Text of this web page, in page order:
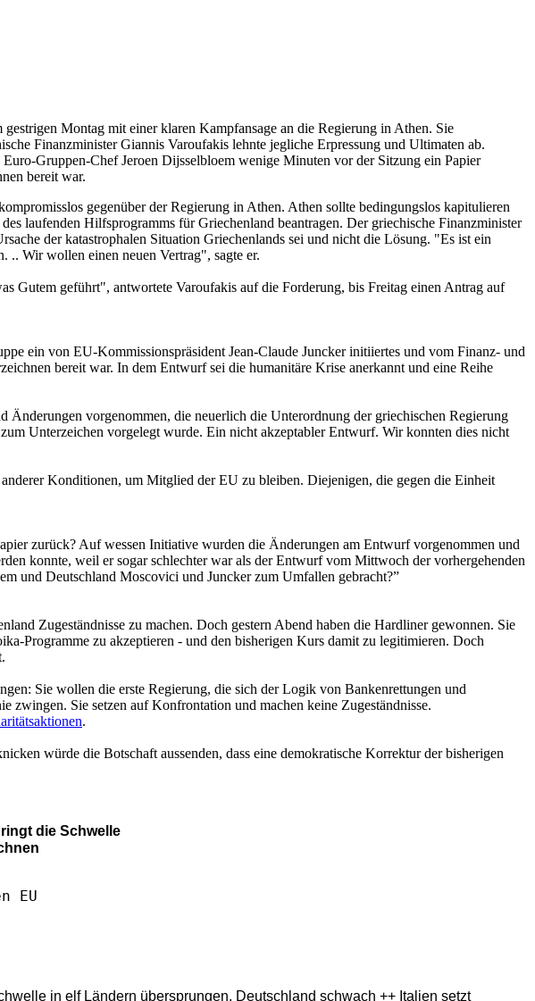
Montag mit einer klaren Kampfansage an die Regierung in Athen. Sie
Finanzminister Giannis Varoufakis lehnte jegliche Erpressung und Ultimaten ab.
Gruppen-Chef Jeroen Dijsselbloem wenige Minuten vor der Sitzung ein Papier
bereit war.
gegenüber der Regierung in Athen. Athen sollte bedingungslos kapitulieren
laufenden Hilfsprogramms für Griechenland beantragen. Der griechische Finanzminister
der katastrophalen Situation Griechenlands sei und nicht die Lösung. "Es ist ein
.. Wir wollen einen neuen Vertrag", sagte er.
Gutem geführt", antwortete Varoufakis auf die Forderung, bis Freitag einen Antrag auf
ein von EU-Kommissionspräsident Jean-Claude Juncker initiiertes und vom Finanz- und
bereit war. In dem Entwurf sei die humanitäre Krise anerkannt und eine Reihe
vorgenommen, die neuerlich die Unterordnung der griechischen Regierung
Unterzeichen vorgelegt wurde. Ein nicht akzeptabler Entwurf. Wir konnten dies nicht
Konditionen, um Mitglied der EU zu bleiben. Diejenigen, die gegen die Einheit
zurück? Auf wessen Initiative wurden die Änderungen am Entwurf vorgenommen und
konnte, weil er sogar schlechter war als der Entwurf vom Mittwoch der vorhergehenden
und Deutschland Moscovici und Juncker zum Umfallen gebracht?”
Zugeständnisse zu machen. Doch gestern Abend haben die Hardliner gewonnen. Sie
Programme zu akzeptieren - und den bisherigen Kurs damit zu legitimieren. Doch
Sie wollen die erste Regierung, die sich der Logik von Bankenrettungen und
Sie setzen auf Konfrontation und machen keine Zugeständnisse.
.
würde die Botschaft aussenden, dass eine demokratische Korrektur der bisherigen
die Schwelle
in elf Ländern übersprungen, Deutschland schwach ++ Italien setzt